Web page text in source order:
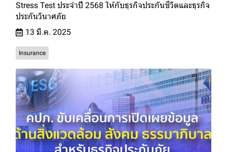
Stress Test ประจำปี 2568 ให้กับธุรกิจประกันชีวิตและธุรกิจ
ประกันวินาศภัย
13 มี.ค. 2025
Insurance